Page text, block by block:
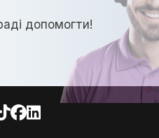
допомогти!